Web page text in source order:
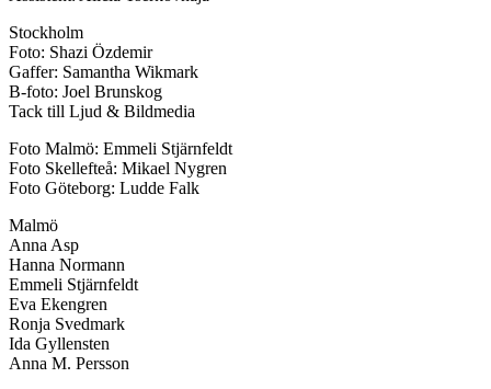
Stockholm
Foto: Shazi Özdemir
Gaffer: Samantha Wikmark
B-foto: Joel Brunskog
Tack till Ljud & Bildmedia
Foto Malmö: Emmeli Stjärnfeldt
Foto Skellefteå: Mikael Nygren
Foto Göteborg: Ludde Falk
Malmö
Anna Asp
Hanna Normann
Emmeli Stjärnfeldt
Eva Ekengren
Ronja Svedmark
Ida Gyllensten
Anna M. Persson